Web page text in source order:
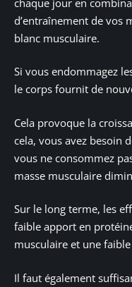
d’entraînement de vos
blanc musculaire.
Si vous endommagez
le corps fournit de
Cela provoque la
cela, vous avez besoin
vous ne consommez
masse musculaire
Sur le long terme, les
faible apport en
musculaire et une
Il faut également